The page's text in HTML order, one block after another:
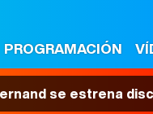
PROGRAMACIÓN
se estrena